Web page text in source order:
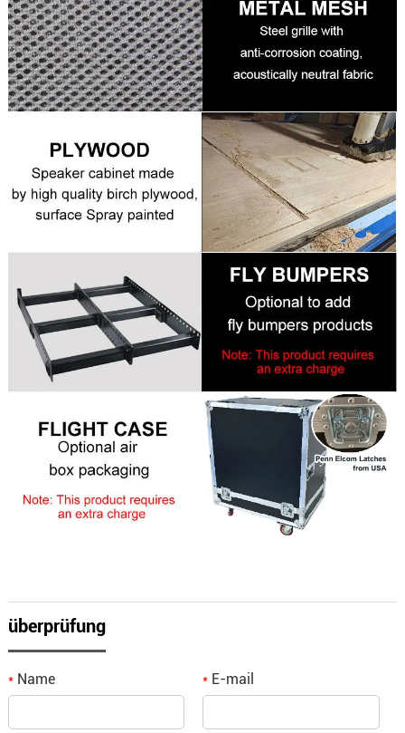
überprüfung
*Name *E-mail